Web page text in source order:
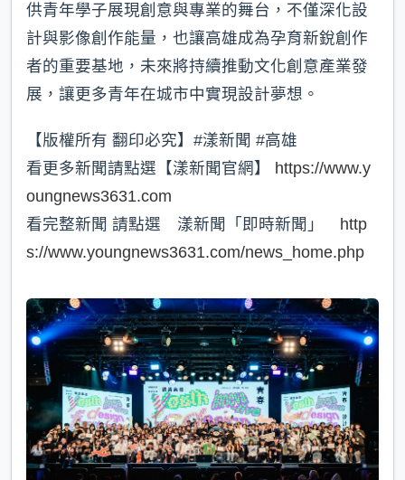
供青年學子展現創意與專業的舞台，不僅深化設
計與影像創作能量，也讓高雄成為孕育新銳創作
者的重要基地，未來將持續推動文化創意產業發
展，讓更多青年在城市中實現設計夢想。
【版權所有 翻印必究】#漾新聞 #高雄
看更多新聞請點選【漾新聞官網】 https://www.y
oungnews3631.com
看完整新聞 請點選 漾新聞「即時新聞」 http
s://www.youngnews3631.com/news_home.php